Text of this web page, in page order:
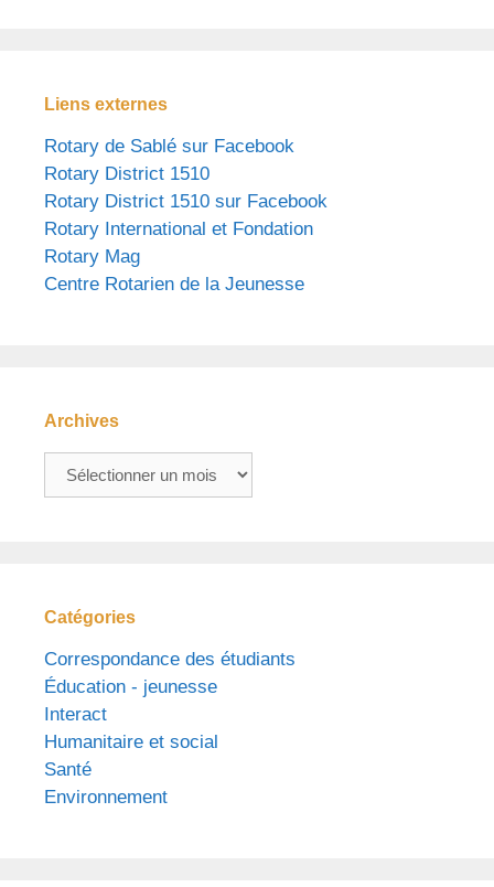
Liens externes
Rotary de Sablé sur Facebook
Rotary District 1510
Rotary District 1510 sur Facebook
Rotary International et Fondation
Rotary Mag
Centre Rotarien de la Jeunesse
Archives
Archives
Catégories
Correspondance des étudiants
Éducation - jeunesse
Interact
Humanitaire et social
Santé
Environnement